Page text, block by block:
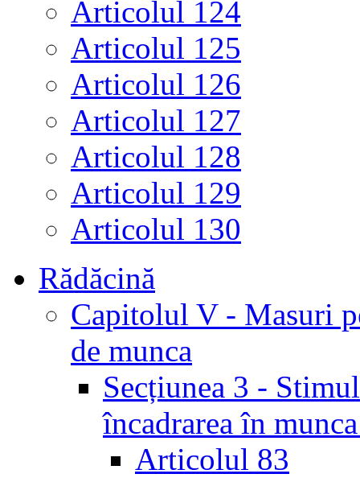
Articolul 124
Articolul 125
Articolul 126
Articolul 127
Articolul 128
Articolul 129
Articolul 130
Rădăcină
Capitolul V - Masuri
de munca
Secțiunea 3 -
încadrarea în
Articolul 83